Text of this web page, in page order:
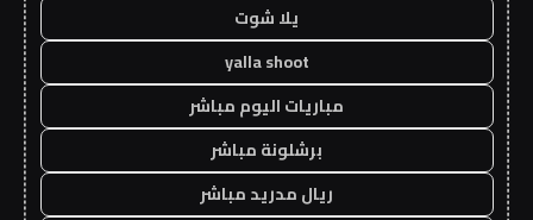
يلا شوت
yalla shoot
مباريات اليوم مباشر
برشلونة مباشر
ريال مدريد مباشر